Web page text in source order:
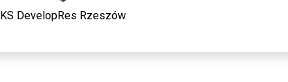
KS DevelopRes Rzeszów